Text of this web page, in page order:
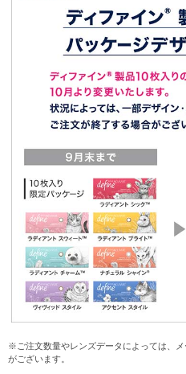
※ご注文数量やレンズデータによっては、
がございます。